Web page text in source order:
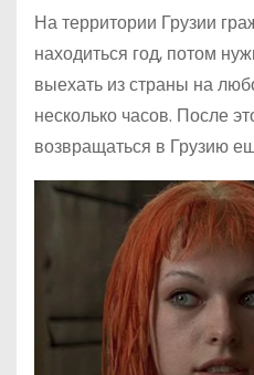
На территории Грузии
находиться год, потом
выехать из страны на
несколько часов. После
возвращаться в Грузию